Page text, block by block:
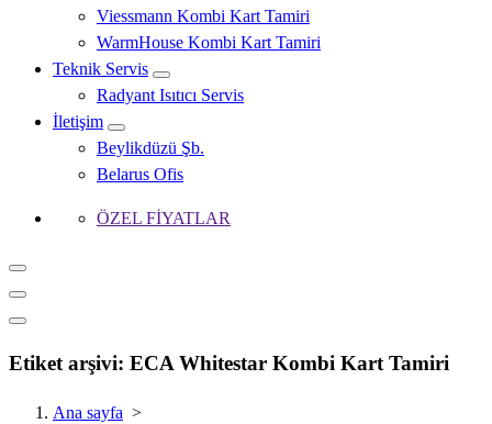
Viessmann Kombi Kart Tamiri
WarmHouse Kombi Kart Tamiri
Teknik Servis
Radyant Isıtıcı Servis
İletişim
Beylikdüzü Şb.
Belarus Ofis
ÖZEL FİYATLAR
Etiket arşivi: ECA Whitestar Kombi Kart Tamiri
Ana sayfa >